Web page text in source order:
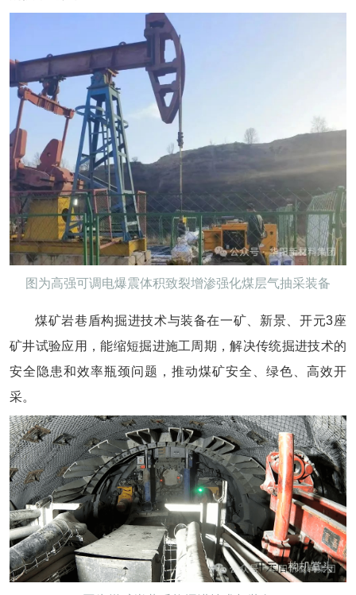
图为高强可调电爆震体积致裂增渗强化煤层气抽采装备
煤矿岩巷盾构掘进技术与装备在一矿、新景、开元3座
矿井试验应用，能缩短掘进施工周期，解决传统掘进技术的
安全隐患和效率瓶颈问题，推动煤矿安全、绿色、高效开
采。